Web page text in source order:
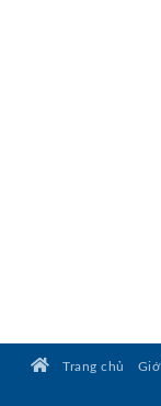
Trang chủ